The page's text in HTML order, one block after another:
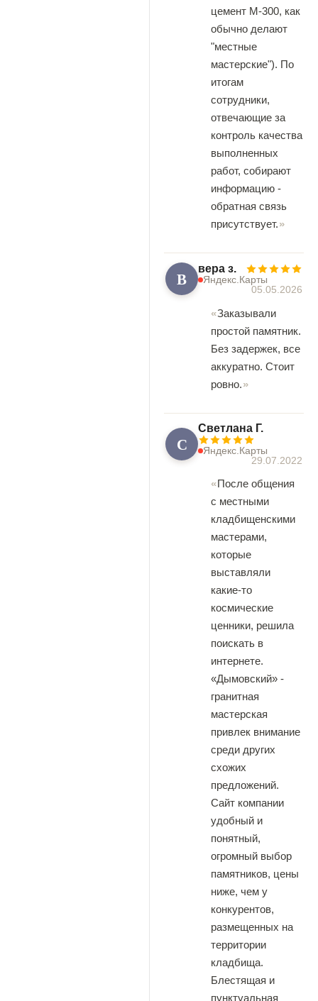
цемент М-300, как
обычно делают
"местные
мастерские"). По
итогам
сотрудники,
отвечающие за
контроль качества
выполненных
работ, собирают
информацию -
обратная связь
присутствует.
В вера з.
Яндекс.Карты
05.05.2026
Заказывали
простой памятник.
Без задержек, все
аккуратно. Стоит
ровно.
С
Светлана Г.
Яндекс.Карты
29.07.2022
После общения
с местными
кладбищенскими
мастерами,
которые
выставляли
какие-то
космические
ценники, решила
поискать в
интернете.
«Дымовский» -
гранитная
мастерская
привлек внимание
среди других
схожих
предложений.
Сайт компании
удобный и
понятный,
огромный выбор
памятников, цены
ниже, чем у
конкурентов,
размещенных на
территории
кладбища.
Блестящая и
пунктуальная